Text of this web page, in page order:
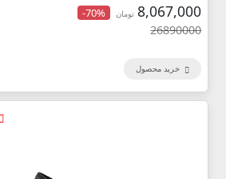
8,067,000 تومان -70%
26890000
خرید محصول